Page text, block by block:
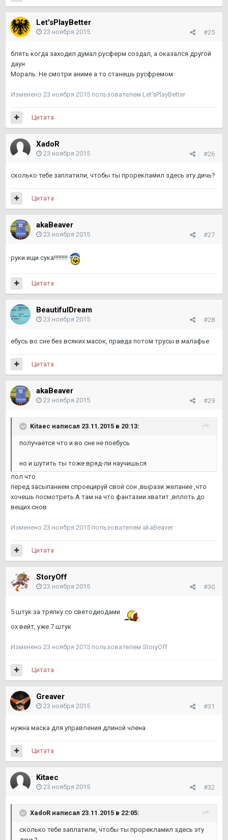
Let'sPlayBetter
#25
23 ноября 2015
блять когда заходил думал русферм создал, а оказался другой
даун
Мораль: Не смотри аниме а то станешь русфремом
Изменено 23 ноября 2015 пользователем Let'sPlayBetter
Цитата
XadoR
#26
23 ноября 2015
сколько тебе заплатили, чтобы ты прорекламил здесь эту дичь?
Цитата
akaBeaver
#27
23 ноября 2015
руки ищи сука!!!!!!!!!
Цитата
BeautifulDream
#28
23 ноября 2015
ебусь во сне без всяких масок, правда потом трусы в малафье
Цитата
akaBeaver
#29
23 ноября 2015
Kitaec написал 23.11.2015 в 20:13:
получается что и во сне не поебусь
но и шутить ты тоже вряд-ли научишься
лол что
перед засыпанием спроецируй свой сон ,вырази желание ,что
хочешь посмотреть.А там на что фантазии хватит ,вплоть до
вещих снов
Изменено 23 ноября 2015 пользователем akaBeaver
Цитата
StoryOff
#30
23 ноября 2015
5 штук за тряпку со светодиодами
ох вейт, уже 7 штук
Изменено 23 ноября 2015 пользователем StoryOff
Цитата
Greaver
#31
23 ноября 2015
нужна маска для управления длиной члена
Цитата
Kitaec
#32
23 ноября 2015
XadoR написал 23.11.2015 в 22:05:
сколько тебе заплатили, чтобы ты прорекламил здесь эту